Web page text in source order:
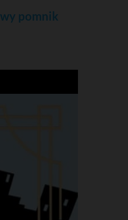
pomnik